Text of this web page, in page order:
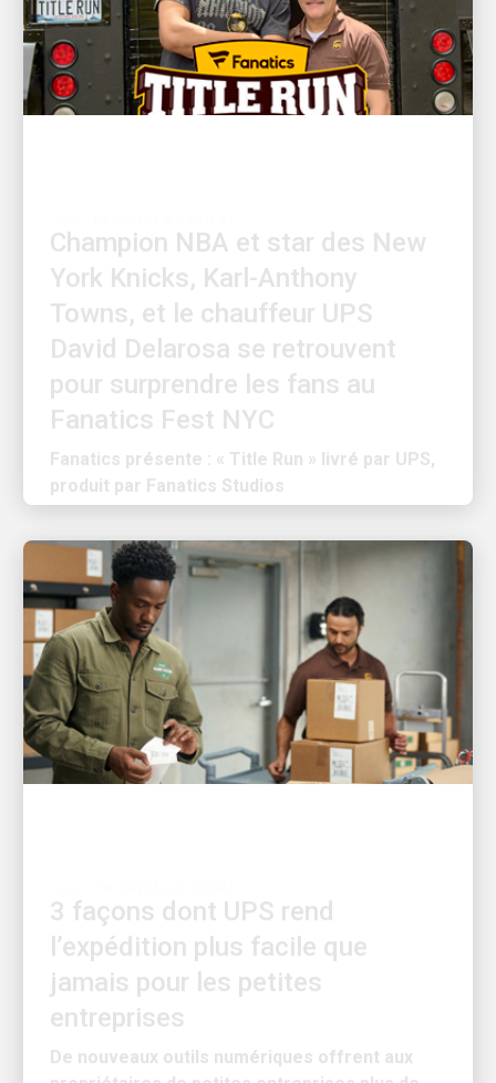
York Knicks, Karl-Anthony
Towns, et le chauffeur UPS
David Delarosa se retrouvent
pour surprendre les fans au
Fanatics Fest NYC
Fanatics présente : « Title Run » livré par UPS,
produit par Fanatics Studios
l’expédition plus facile que
jamais pour les petites
entreprises
De nouveaux outils numériques offrent aux
propriétaires de petites entreprises plus de
contrôle, une meilleure visibilité et moins de